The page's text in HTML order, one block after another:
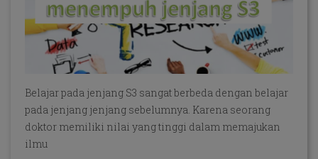
Belajar pada jenjang S3 sangat berbeda dengan belajar
pada jenjang jenjang sebelumnya. Karena seorang
doktor memiliki nilai yang tinggi dalam memajukan
ilmu